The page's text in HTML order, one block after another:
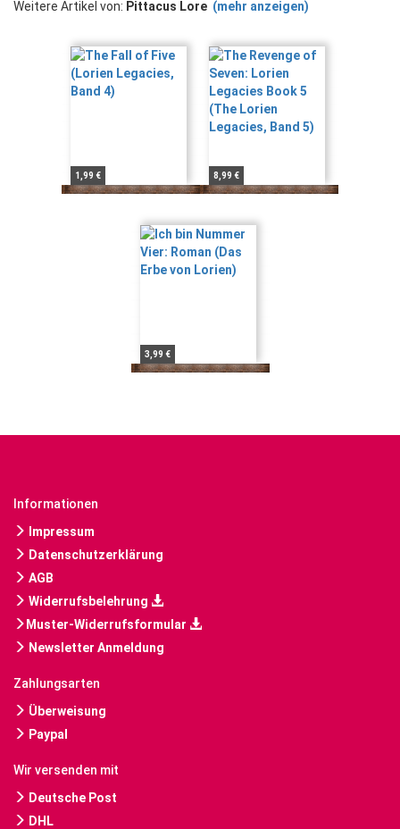
Weitere Artikel von: Pittacus Lore (mehr anzeigen)
1,99 € 8,99 €
3,99 €
Informationen
Impressum
Datenschutzerklärung
AGB
Widerrufsbelehrung
Muster-Widerrufsformular
Newsletter Anmeldung
Zahlungsarten
Überweisung
Paypal
Wir versenden mit
Deutsche Post
DHL